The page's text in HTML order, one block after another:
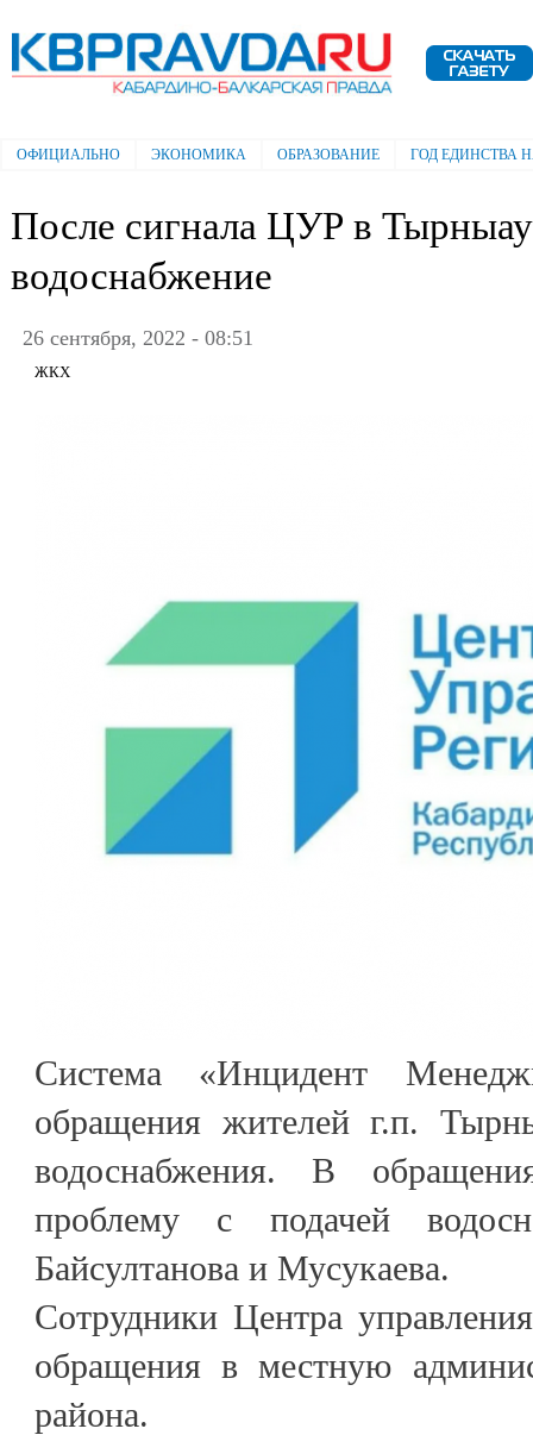
Электронная газета "Кабардино-
Балкарская правда"
Главное меню
ОФИЦИАЛЬНО ЭКОНОМИКА ОБРАЗОВАНИЕ ГОД ЕДИНСТВА
После сигнала ЦУР в
водоснабжение
26 сентября, 2022 - 08:51
ЖКХ
Система «Инцидент
обращения жителей г.п.
водоснабжения. В
проблему с подачей
Байсултанова и Мусукаева.
Сотрудники Центра
обращения в местную
района.